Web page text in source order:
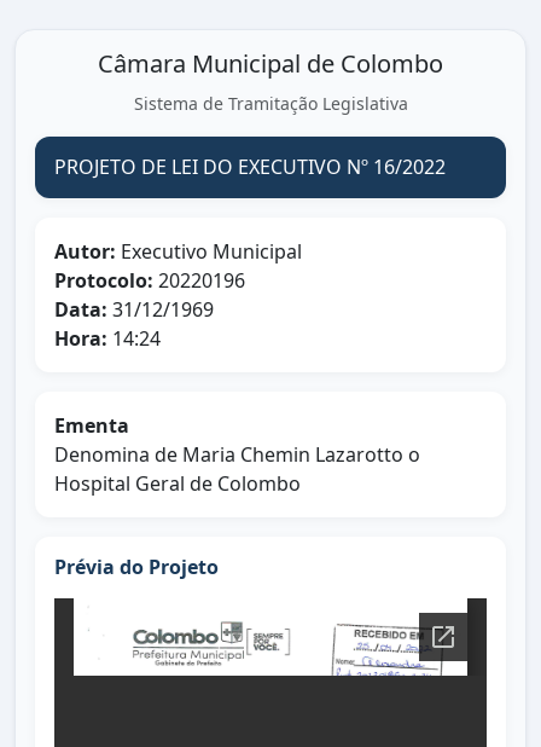
Câmara Municipal de Colombo
Sistema de Tramitação Legislativa
PROJETO DE LEI DO EXECUTIVO Nº 16/2022
Autor: Executivo Municipal
Protocolo: 20220196
Data: 31/12/1969
Hora: 14:24
Ementa
Denomina de Maria Chemin Lazarotto o
Hospital Geral de Colombo
Prévia do Projeto